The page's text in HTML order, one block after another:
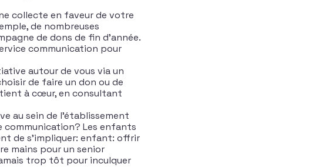
collecte en faveur de votre
de nombreuses
de dons de fin d’année.
communication pour
autour de vous via un
de faire un don ou de
à cœur, en consultant
au sein de l’établissement
communication? Les enfants
de s’impliquer: enfant: offrir
mains pour un senior
trop tôt pour inculquer